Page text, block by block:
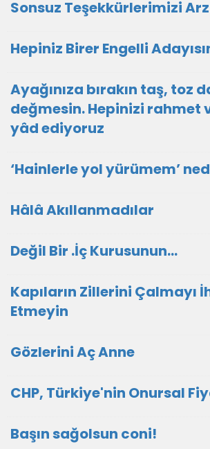
Sonsuz Teşekkürlerimizi
Hepiniz Birer Engelli
Ayağınıza bırakın taş, toz
değmesin. Hepinizi rahmet
yâd ediyoruz
‘Hainlerle yol yürümem’
Hâlâ Akıllanmadılar
Değil Bir .İç Kurusunun…
Kapıların Zillerini Çalmayı
Etmeyin
Gözlerini Aç Anne
CHP, Türkiye'nin Onursal
Başın sağolsun coni!